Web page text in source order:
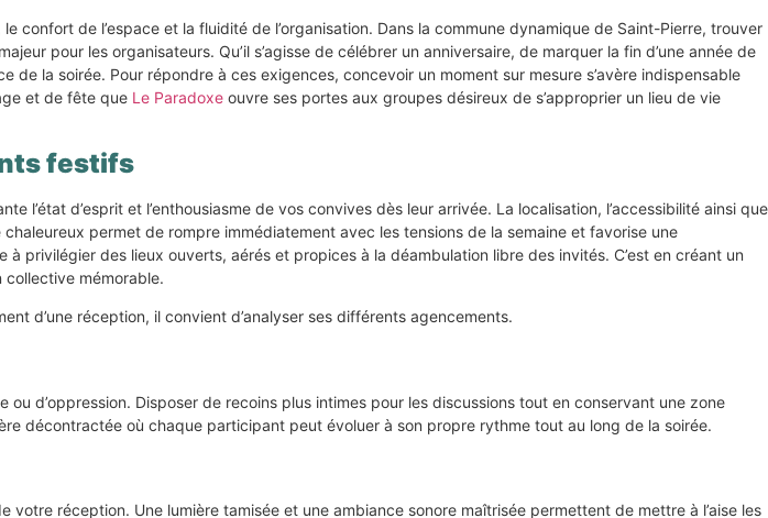
confort de l’espace et la fluidité de l’organisation. Dans la commune dynamique de Saint-Pierre, trouver
pour les organisateurs. Qu’il s’agisse de célébrer un anniversaire, de marquer la fin d’une année de
de la soirée. Pour répondre à ces exigences, concevoir un moment sur mesure s’avère indispensable
et de fête que Le Paradoxe ouvre ses portes aux groupes désireux de s’approprier un lieu de vie
festifs
d’esprit et l’enthousiasme de vos convives dès leur arrivée. La localisation, l’accessibilité ainsi que
permet de rompre immédiatement avec les tensions de la semaine et favorise une
privilégier des lieux ouverts, aérés et propices à la déambulation libre des invités. C’est en créant un
collective mémorable.
d’une réception, il convient d’analyser ses différents agencements.
d’oppression. Disposer de recoins plus intimes pour les discussions tout en conservant une zone
décontractée où chaque participant peut évoluer à son propre rythme tout au long de la soirée.
réception. Une lumière tamisée et une ambiance sonore maîtrisée permettent de mettre à l’aise les